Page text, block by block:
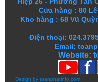
Cửa hàng : 80
Kho hàng :68 Vũ
Điện thoại:
Email:
Website:
Design by toanphatinfo.com